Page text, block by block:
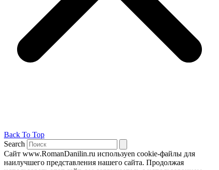
Back To Top
Search
Сайт www.RomanDanilin.ru используеn cookie-файлы для
наилучшего представления нашего сайта. Продолжая